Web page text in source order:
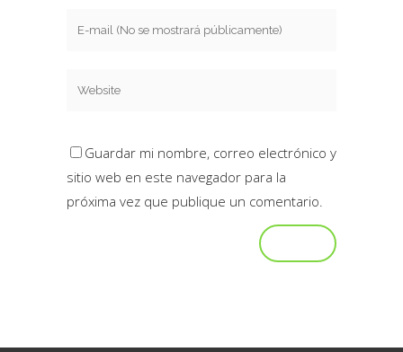
Guardar mi nombre, correo electrónico y
sitio web en este navegador para la
próxima vez que publique un comentario.